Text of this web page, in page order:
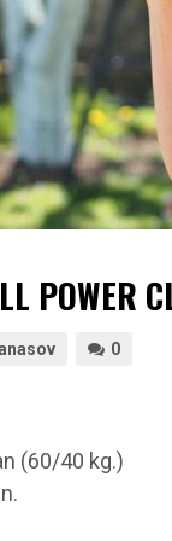
POWER
0
(60/40 kg.)